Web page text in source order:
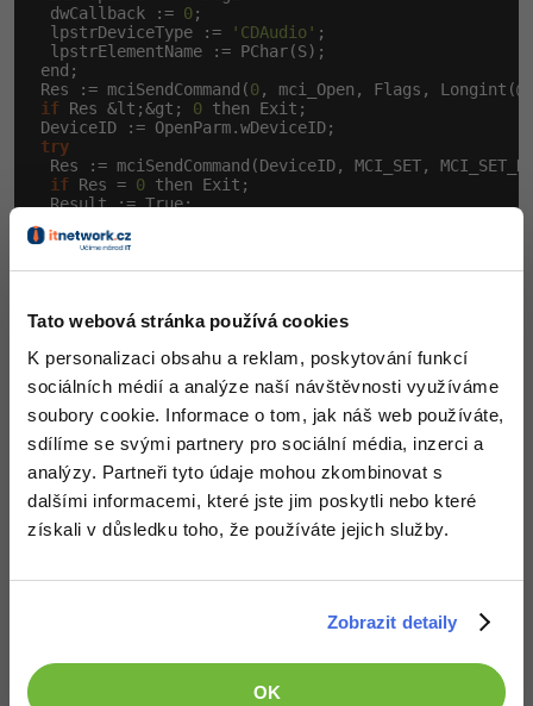
Tato webová stránka používá cookies
K personalizaci obsahu a reklam, poskytování funkcí
sociálních médií a analýze naší návštěvnosti využíváme
soubory cookie. Informace o tom, jak náš web používáte,
sdílíme se svými partnery pro sociální média, inzerci a
analýzy. Partneři tyto údaje mohou zkombinovat s
dalšími informacemi, které jste jim poskytli nebo které
získali v důsledku toho, že používáte jejich služby.
Zobrazit detaily
OK
Testování softwaru
Datová analýza
Digitální gramotnost
Marketing -30%
WordPress
UX
Business
Kryptoměny -25%
Copywriting -30%
MS Office -80%
Time management
Kurzy designu
HTML/CSS
Photoshop -80%
Adobe Illustrator
Adobe Lightroom
Adobe XD
Adobe InDesign -25%
Adobe After Effects
Blender -80%
Inkscape
-80%
Příběhy absolventů
Blog
Kariéra
Pro firmy
  dwCallback :=
0;
  lpstrDeviceType :=
'CDAudio' ;
  lpstrElementName := PChar(S);
end;
Res := mciSendCommand(0, mci_Open, Flags,
if Res &lt;&gt; 0 then Exit;
DeviceID := OpenParm.wDeviceID;
try
Res := mciSendCommand(DeviceID, MCI_SET,
if Res = 0 then Exit;
  Result := True;
finally
mciSendCommand(DeviceID, mci_Close, Flags,
function Uvnitr(Drive: Char): boolean;
var DrivePath: string;
begin
DrivePath := Drive + ':\';
Result := DriveResult = DRIVE_CDROM;
end;
Všechny články v sekci